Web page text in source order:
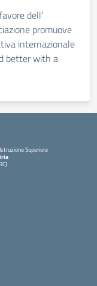
dell’
promuove
internazionale
better with a
Superiore